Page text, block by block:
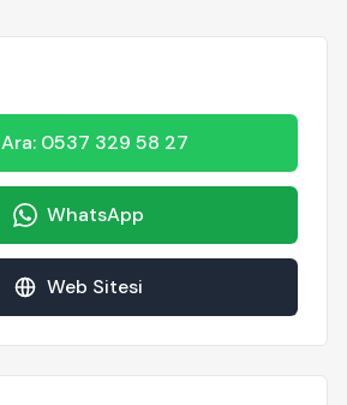
Ara: 0537 329 58 27
WhatsApp
Web Sitesi